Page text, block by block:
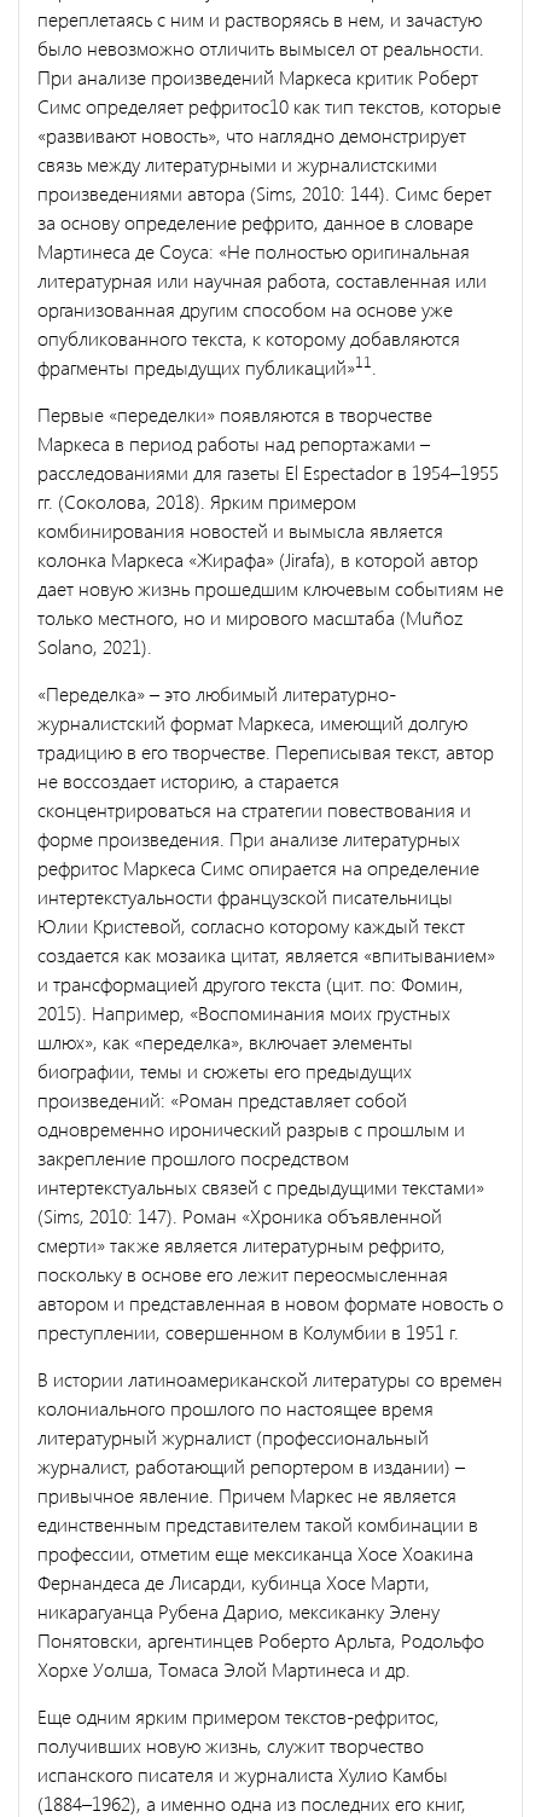
переплетаясь с ним и растворяясь в нем, и зачастую
было невозможно отличить вымысел от реальности.
При анализе произведений Маркеса критик Роберт
Симс определяет рефритос10 как тип текстов, которые
«развивают новость», что наглядно демонстрирует
связь между литературными и журналистскими
произведениями автора (Sims, 2010: 144). Симс берет
за основу определение рефрито, данное в словаре
Мартинеса де Соуса: «Не полностью оригинальная
литературная или научная работа, составленная или
организованная другим способом на основе уже
опубликованного текста, к которому добавляются
фрагменты предыдущих публикаций»11
Первые «переделки» появляются в творчестве
Маркеса в период работы над репортажами –
расследованиями для газеты El Espectador в 1954–1955
гг. (Соколова, 2018). Ярким примером
комбинирования новостей и вымысла является
колонка Маркеса «Жирафа» (Jirafa), в которой автор
дает новую жизнь прошедшим ключевым событиям не
только местного, но и мирового масштаба (Muñoz
Solano, 2021).
«Переделка» – это любимый литературно-
журналистский формат Маркеса, имеющий долгую
традицию в его творчестве. Переписывая текст, автор
не воссоздает историю, а старается
сконцентрироваться на стратегии повествования и
форме произведения. При анализе литературных
рефритос Маркеса Симс опирается на определение
интертекстуальности французской писательницы
Юлии Кристевой, согласно которому каждый текст
создается как мозаика цитат, является «впитыванием»
и трансформацией другого текста (цит. по: Фомин,
2015). Например, «Воспоминания моих грустных
шлюх», как «переделка», включает элементы
биографии, темы и сюжеты его предыдущих
произведений: «Роман представляет собой
одновременно иронический разрыв с прошлым и
закрепление прошлого посредством
интертекстуальных связей с предыдущими текстами»
(Sims, 2010: 147). Роман «Хроника объявленной
смерти» также является литературным рефрито,
поскольку в основе его лежит переосмысленная
автором и представленная в новом формате новость о
преступлении, совершенном в Колумбии в 1951 г.
В истории латиноамериканской литературы со времен
колониального прошлого по настоящее время
литературный журналист (профессиональный
журналист, работающий репортером в издании) –
привычное явление. Причем Маркес не является
единственным представителем такой комбинации в
профессии, отметим еще мексиканца Хосе Хоакина
Фернандеса де Лисарди, кубинца Хосе Марти,
никарагуанца Рубена Дарио, мексиканку Элену
Понятовски, аргентинцев Роберто Арльта, Родольфо
Хорхе Уолша, Томаса Элой Мартинеса и др.
Еще одним ярким примером текстов-рефритос,
получивших новую жизнь, служит творчество
испанского писателя и журналиста Хулио Камбы
(1884–1962), а именно одна из последних его книг,